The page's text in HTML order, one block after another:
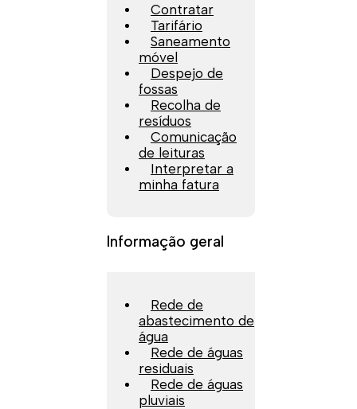
Contratar
Tarifário
Saneamento
móvel
Despejo de
fossas
Recolha de
resíduos
Comunicação
de leituras
Interpretar a
minha fatura
Informação geral
Rede de
abastecimento de
água
Rede de águas
residuais
Rede de águas
pluviais